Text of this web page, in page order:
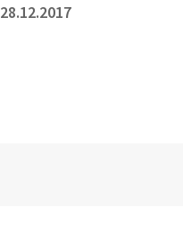
28.12.2017